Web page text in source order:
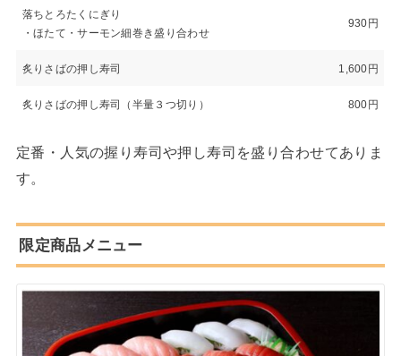
落ちとろたくにぎり
・ほたて・サーモン細巻き盛り合わせ
930円
炙りさばの押し寿司 1,600円
炙りさばの押し寿司（半量３つ切り） 800円
定番・人気の握り寿司や押し寿司を盛り合わせてありま
す。
限定商品メニュー